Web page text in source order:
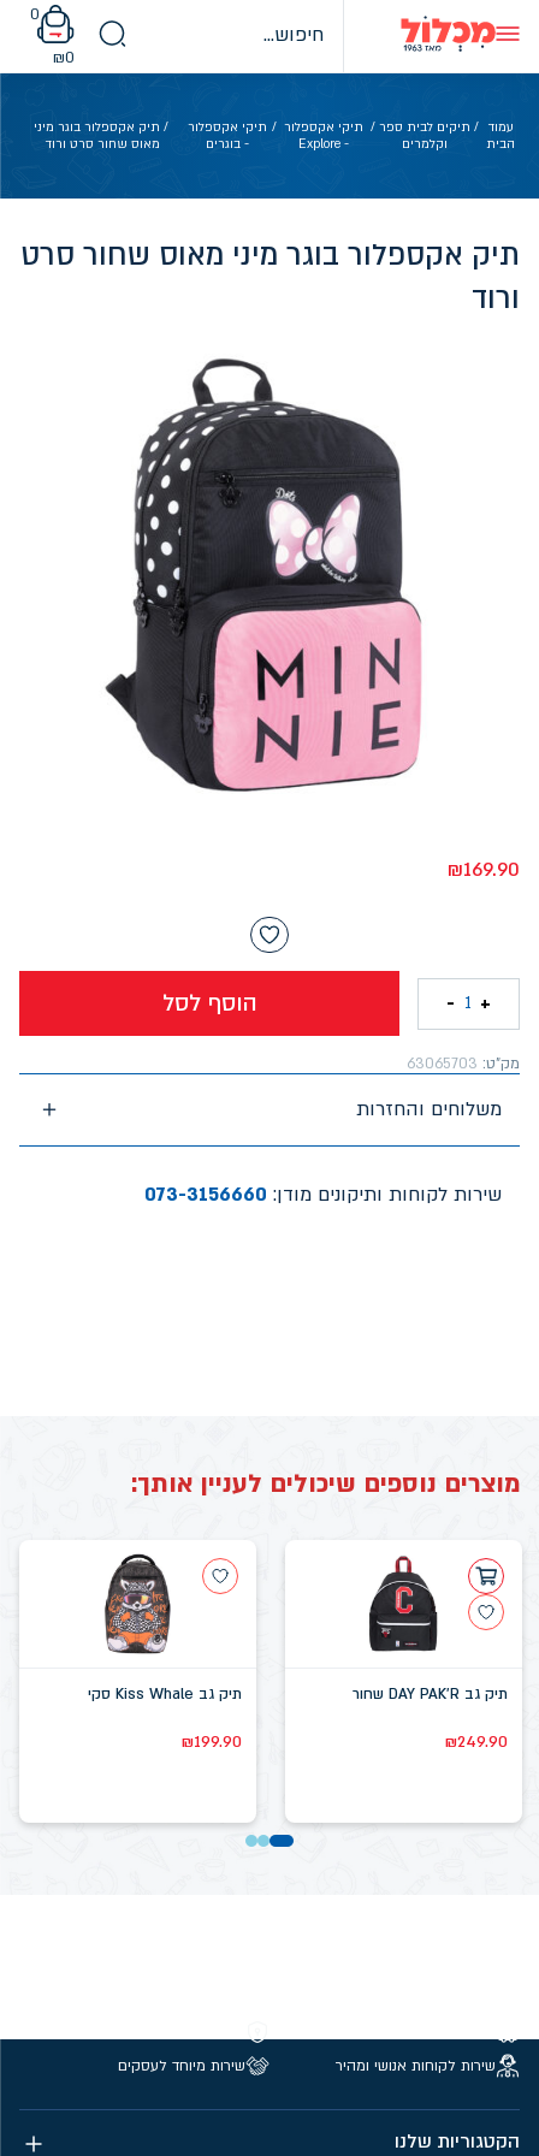
content
0
₪0
עמוד
הבית
/ תיקים לבית ספר
וקלמרים
/ תיקי אקספלור
- Explore
/ תיקי אקספלור
- בוגרים
/ תיק אקספלור בוגר מיני
מאוס שחור סרט ורוד
תיק אקספלור בוגר מיני מאוס שחור סרט
ורוד
₪169.90
הוסף לסל +
1
-
מק"ט: 63065703
משלוחים והחזרות
שירות לקוחות ותיקונים מודן: 073-3156660
מוצרים נוספים שיכולים לעניין אותך:
תיק גב DAY PAK'R שחור
₪249.90
תיק גב Kiss Whale סקי
₪199.90
שירות לקוחות אנושי ומהיר
שירות מיוחד לעסקים
הקטגוריות שלנו